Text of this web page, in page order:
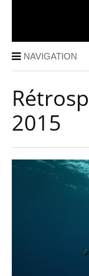
NAVIGATION
2015